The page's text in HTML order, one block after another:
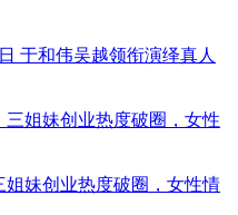
于和伟吴越领衔演绎真人
姐妹创业热度破圈，女性情